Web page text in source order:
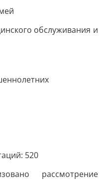
обслуживания и
520
рассмотрение